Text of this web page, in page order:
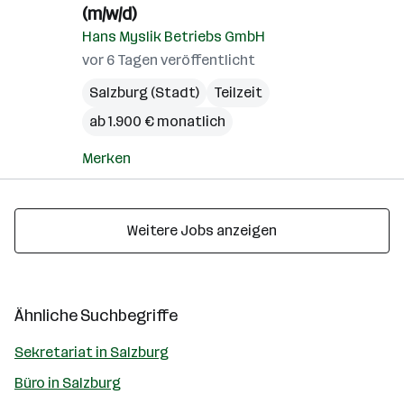
(m/w/d)
Hans Myslik Betriebs GmbH
vor 6 Tagen veröffentlicht
Salzburg (Stadt)
Teilzeit
ab 1.900 € monatlich
Merken
Weitere Jobs anzeigen
Ähnliche Suchbegriffe
Sekretariat in Salzburg
Büro in Salzburg